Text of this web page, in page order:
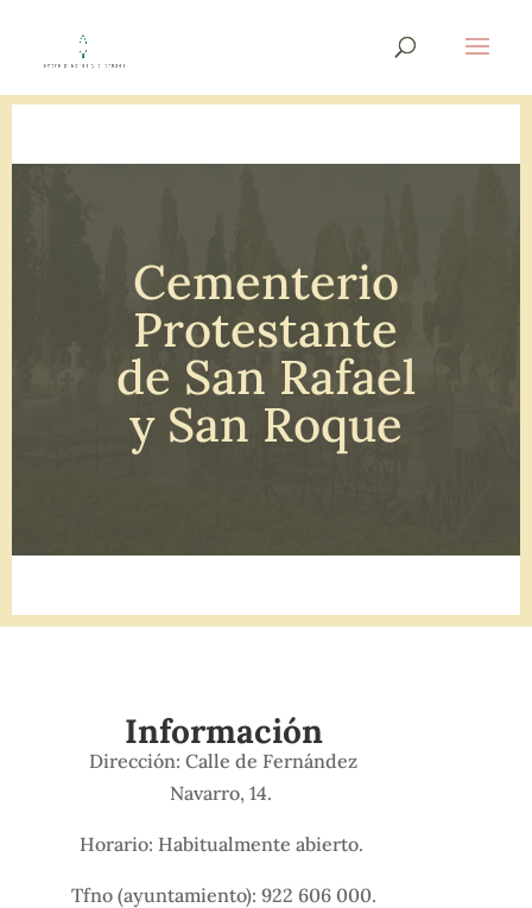
Cementerio
Protestante
de San Rafael
y San Roque
Información
Dirección: Calle de Fernández
Navarro, 14.
Horario: Habitualmente abierto.
Tfno (ayuntamiento): 922 606 000.